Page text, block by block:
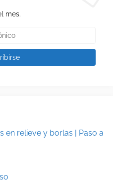
mes.
en relieve y borlas | Paso a